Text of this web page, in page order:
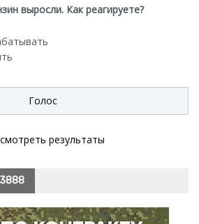
выросли. Как реагируете?
результаты